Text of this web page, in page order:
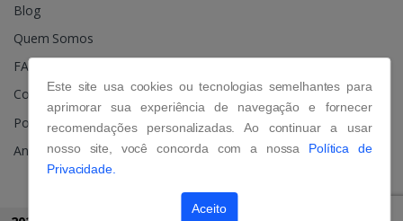
Blog
Quem Somos
FAQ
Contato
Política de Privacidade
Anuncie
Este site usa cookies ou tecnologias semelhantes para
aprimorar sua experiência de navegação e fornecer
recomendações personalizadas. Ao continuar a usar
nosso site, você concorda com a nossa Política de
Privacidade.
Aceito